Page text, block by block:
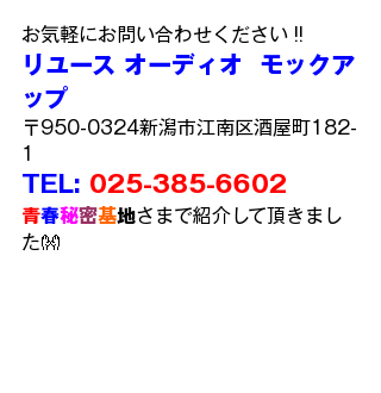
お気軽にお問い合わせください !!
リユース オーディオ  モックア
ップ
〒950-0324新潟市江南区酒屋町182-
1
TEL: 025-385-6602
青春秘密基地さまで紹介して頂きまし
た👐